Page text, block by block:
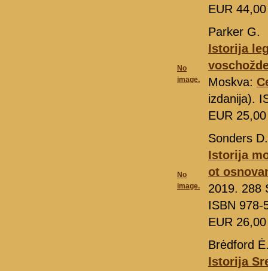
EUR
No
image.
Parker G.
Istorija
Moskva:
izdanija).
EUR
No
image.
Sonders D.
Istorija
ot
2019. 288
ISBN 978-
EUR
Brėdford
Istorija